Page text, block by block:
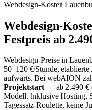
Webdesign-Kosten
Webdesign-
Festpreis ab
Webdesign-Preise in
50–120 €/Stunde,
aufwärts. Bei webAION
Projektstart — ab 2.490 €
Modell. Inklusive Hosting,
Tagessatz-Roulette, keine